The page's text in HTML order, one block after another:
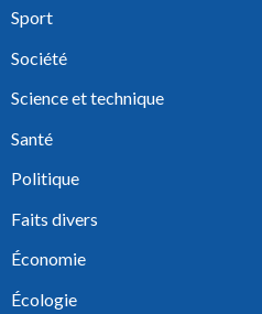
Sport
Société
Science et technique
Santé
Politique
Faits divers
Économie
Écologie